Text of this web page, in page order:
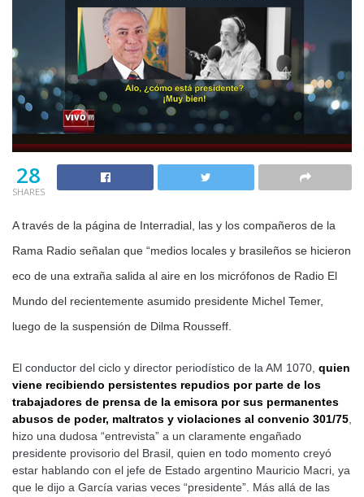
28
SHARES
A través de la página de Interradial, las y los compañeros de la
Rama Radio señalan que “medios locales y brasileños se hicieron
eco de una extraña salida al aire en los micrófonos de Radio El
Mundo del recientemente asumido presidente Michel Temer,
luego de la suspensión de Dilma Rousseff.
El conductor del ciclo y director periodístico de la AM 1070, quien
viene recibiendo persistentes repudios por parte de los
trabajadores de prensa de la emisora por sus permanentes
abusos de poder, maltratos y violaciones al convenio 301/75
hizo una dudosa “entrevista” a un claramente engañado
presidente provisorio del Brasil, quien en todo momento creyó
estar hablando con el jefe de Estado argentino Mauricio Macri, ya
que le dijo a García varias veces “presidente”. Más allá de las